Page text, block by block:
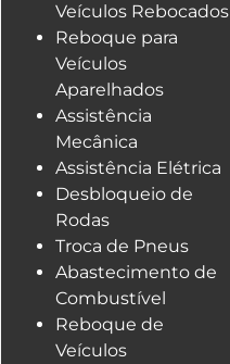
Veículos Rebocados
Reboque para
Veículos
Aparelhados
Assistência
Mecânica
Assistência Elétrica
Desbloqueio de
Rodas
Troca de Pneus
Abastecimento de
Combustível
Reboque de
Veículos